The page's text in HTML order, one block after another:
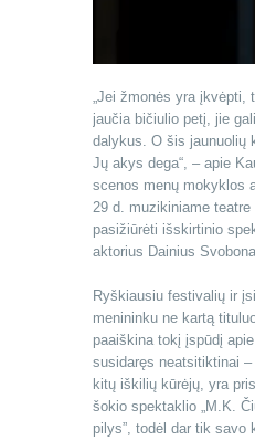
„Jei žmonės yra įkvėpti,
jaučia bičiulio petį, jie
dalykus. O šis jaunuolių
Jų akys dega“, – apie
scenos menų mokyklos
29 d. muzikiniame
pasižiūrėti išskirtinio
aktorius Dainius
Ryškiausiu festivalių ir
menininku ne kartą
paaiškina tokį įspūdį
susidaręs neatsitiktinai
kitų iškilių kūrėjų, yra
šokio spektaklio „M.K.
pilys”, todėl dar tik savo